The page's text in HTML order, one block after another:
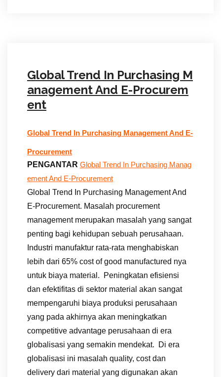
Global Trend In Purchasing M
anagement And E-Procurem
ent
Global Trend In Purchasing Management And E-
Procurement
PENGANTAR Global Trend In Purchasing Manag
ement And E-Procurement
Global Trend In Purchasing Management And
E-Procurement. Masalah procurement
management merupakan masalah yang sangat
penting bagi kehidupan sebuah perusahaan.
Industri manufaktur rata-rata menghabiskan
lebih dari 65% cost of good manufactured nya
untuk biaya material. Peningkatan efisiensi
dan efektifitas di sektor material akan sangat
mempengaruhi biaya produksi perusahaan
yang pada akhirnya akan meningkatkan
competitive advantage perusahaan di era
globalisasi yang semakin mendekat. Di era
globalisasi ini masalah quality, cost dan
delivery dari material yang digunakan akan